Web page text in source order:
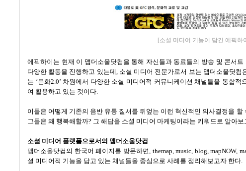
[소셜 미디어 기능이 담긴 에픽하
에픽하이는 현재 이 맵더소울닷컴을 통해 자신들과 동료들의 방송 및 콘서트
다양한 활동을 진행하고 있는데, 소셜 미디어 전문가로서 보는 맵더소울닷컴
는 ‘문화2.0’ 차원에서 다양한 소셜 미디어적 커뮤니케이션 채널들을 통합
여 활용하고 있는 것이다.
이들은 어떻게 기존의 음반 유통 질서를 뒤엎는 이런 혁신적인 의사결정을 할
그들은 왜 행복해할까? 그 해답을 소셜 미디어 마케팅이라는 키워드로 알아보
소셜 미디어 플랫폼으로서의 맵더소울닷컴
맵더소울닷컴의 한국어 페이지를 방문하면, themap, music, blog, mapNOW,
셜 미디어적 기능을 담고 있는 채널들을 중심으로 사례를 정리해보고자 한다.